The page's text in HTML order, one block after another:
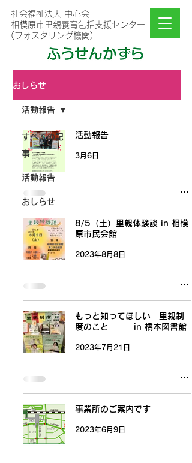
社会福祉法人 中心会
相模原市里親養育包括支援センター
(フォスタリング機関)
おしらせ
すべての記
事
活動報告
おしらせ
活動報告
活動報告
3月6日
8/5（土）里親体験談 in 相模
原市民会館
2023年8月8日
もっと知ってほしい 里親制
度のこと in 橋本図書館
2023年7月21日
事業所のご案内です
2023年6月9日